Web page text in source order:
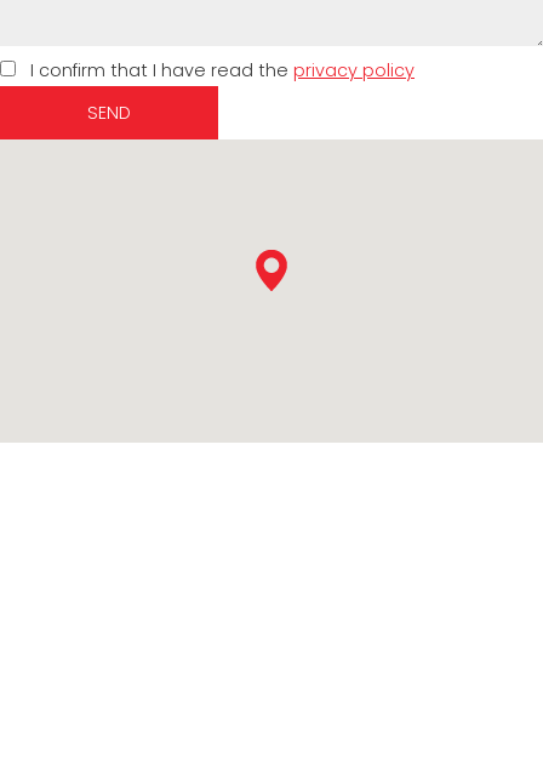
I confirm that I have read the privacy policy
SEND